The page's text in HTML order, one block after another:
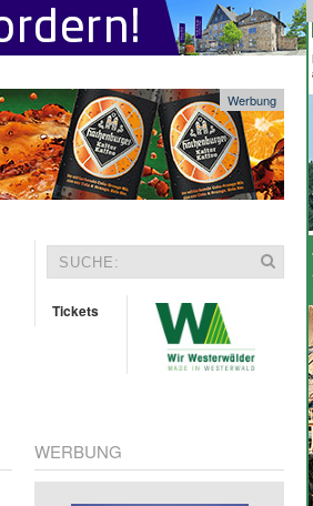
Werbung
Tickets
WERBUNG